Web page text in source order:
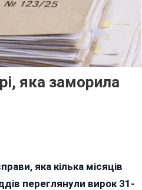
яка заморила
яка кілька місяців
переглянули вирок 31-